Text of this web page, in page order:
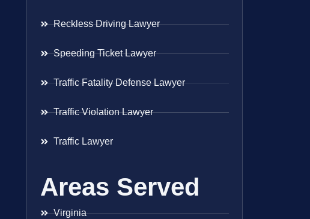
Reckless Driving Lawyer
Speeding Ticket Lawyer
Traffic Fatality Defense Lawyer
Traffic Violation Lawyer
Traffic Lawyer
Areas Served
Virginia